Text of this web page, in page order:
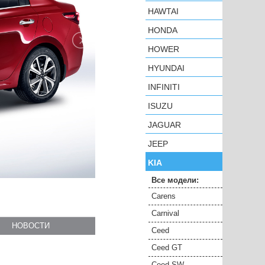
HAWTAI
HONDA
HOWER
HYUNDAI
INFINITI
ISUZU
JAGUAR
JEEP
KIA
Все модели:
Carens
Carnival
Ceed
Ceed GT